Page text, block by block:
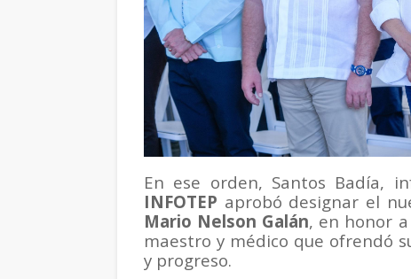
En ese orden, Santos Badía,
INFOTEP aprobó designar el
Mario Nelson Galán, en honor
maestro y médico que ofrendó
y progreso.